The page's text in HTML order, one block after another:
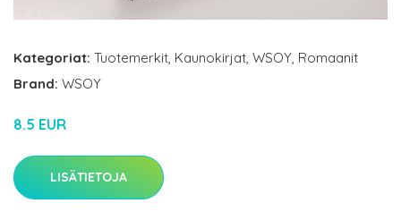
Kategoriat: Tuotemerkit, Kaunokirjat, WSOY, Romaanit
Brand: WSOY
8.5 EUR
LISÄTIETOJA